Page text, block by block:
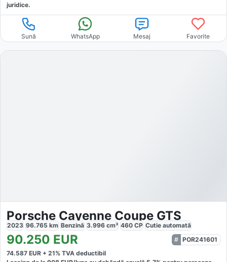
juridice.
Sună WhatsApp Mesaj Favorite
Porsche Cayenne Coupe GTS
2023 96.765 km Benzină 3.996 cm³ 460 CP Cutie automată
90.250 EUR
POR241601
74.587 EUR + 21% TVA deductibil